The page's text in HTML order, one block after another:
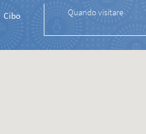
Cibo Quando visitare